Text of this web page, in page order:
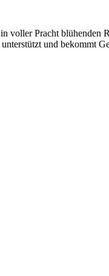
voller Pracht
und bekommt